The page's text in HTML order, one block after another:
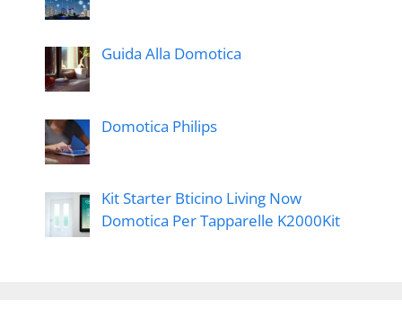
Guida Alla Domotica
Domotica Philips
Kit Starter Bticino Living Now
Domotica Per Tapparelle K2000Kit